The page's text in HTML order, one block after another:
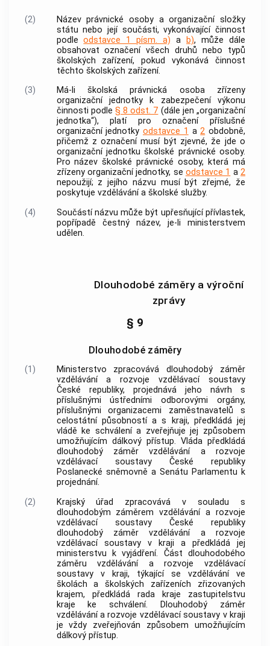
(2)
Název právnické osoby a organizační složky
státu nebo její součásti, vykonávající činnost
podleodstavce 1 písm. a) a b), může dále
obsahovat označení všech druhů nebo typů
školských zařízení, pokud vykonává činnost
těchto školských zařízení.
(3)
Má-li školská právnická osobazřízeny
organizační jednotkyk zabezpečení výkonu
činnosti podle § 8 odst. 7 (dále jen „organizační
jednotka“), platí pro označení příslušné
organizační jednotky odstavce 1 a2 obdobně,
přičemž z označení musí být zjevné, že jde o
organizační jednotku školské právnické osoby.
Pro názevškolské právnické osoby, která má
zřízeny organizační jednotky, se odstavce 1 a2
nepoužijí; z jejího názvu musí být zřejmé, že
poskytuje vzdělávání a školské služby.
(4)
Součástí názvu může být upřesňující přívlastek,
popřípadě čestný název, je-li ministerstvem
udělen.
Dlouhodobé záměry a výroční
zprávy
§ 9
Dlouhodobé záměry
(1)
Ministerstvo zpracovává dlouhodobý záměr
vzdělávání a rozvoje vzdělávací soustavy
České republiky, projednává jeho návrh s
příslušnými ústředními odborovými orgány,
příslušnými organizacemi zaměstnavatelů s
celostátní působností a s kraji, předkládá jej
vládě ke schválení a zveřejňuje jej způsobem
umožňujícím dálkový přístup. Vláda předkládá
dlouhodobý záměr vzdělávání a rozvoje
vzdělávací soustavy České republiky
Poslanecké sněmovně a Senátu Parlamentu k
projednání.
(2)
Krajský úřad zpracovává v souladu s
dlouhodobým záměrem vzdělávání a rozvoje
vzdělávací soustavy České republiky
dlouhodobý záměr vzdělávání a rozvoje
vzdělávací soustavy v kraji a předkládá jej
ministerstvu k vyjádření. Část dlouhodobého
záměru vzdělávání a rozvoje vzdělávací
soustavy v kraji, týkající se vzdělávání ve
školách a školských zařízeních zřizovaných
krajem, předkládá rada kraje zastupitelstvu
kraje ke schválení. Dlouhodobý záměr
vzdělávání a rozvoje vzdělávací soustavy v kraji
je vždy zveřejňován způsobem umožňujícím
dálkový přístup.